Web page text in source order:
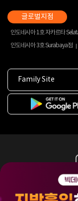
인도네시아 1호 자카르타
인도네시아 3호 Surabaya점
Family Site
365mc